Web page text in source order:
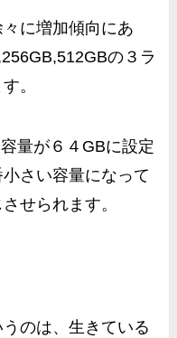
に増加傾向にあ
の３ラ
。
量が６４GBに設定
さい容量になって
せられます。
のは、生きている